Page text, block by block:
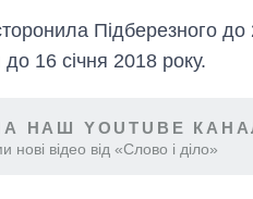
Підберезного
16 січня 2018 року.
НАШ YOUTUBE
нові відео від «Слово і діло»